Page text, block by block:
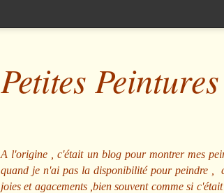
Petites Peintures
A l'origine , c'était un blog pour montrer mes
quand je n'ai pas la disponibilité pour peindre ,
joies et agacements ,bien souvent comme si